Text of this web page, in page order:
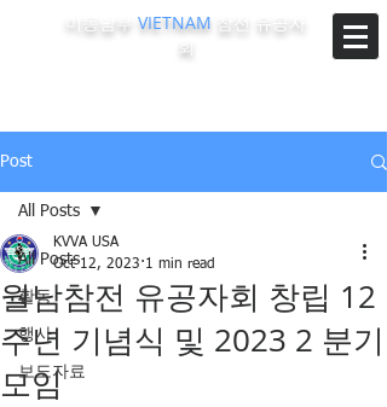
미동남부 VIETNAM 참전 유공자
회
Post
All Posts
활동
행사
보도자료
All Posts
월남참전 유공자회 창립 12
주년 기념식 및 2023 2 분기
모임
KVVA USA
Oct 12, 2023 1 min read